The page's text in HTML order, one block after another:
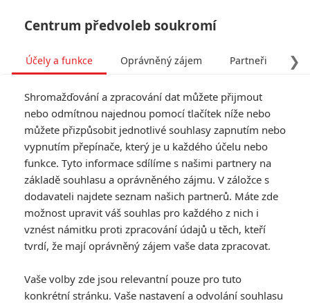
Deset nejočekávanějších
filmů podzimu podle diváků
Napsal:Petr Slavík - (Anarvin), 21.08.2025 19:12
KOMENTÁŘE 0
Centrum předvoleb soukromí
❯
Účely a funkce Oprávněný zájem Partneři
Shromažďování a zpracování dat můžete přijmout
nebo odmítnou najednou pomocí tlačítek níže nebo
můžete přizpůsobit jednotlivé souhlasy zapnutím nebo
vypnutím přepínače, který je u každého účelu nebo
funkce. Tyto informace sdílíme s našimi partnery na
základě souhlasu a oprávněného zájmu. V záložce s
dodavateli najdete seznam našich partnerů. Máte zde
možnost upravit váš souhlas pro každého z nich i
vznést námitku proti zpracování údajů u těch, kteří
tvrdí, že mají oprávněný zájem vaše data zpracovat.
Vaše volby zde jsou relevantní pouze pro tuto
konkrétní stránku. Vaše nastavení a odvolání souhlasu